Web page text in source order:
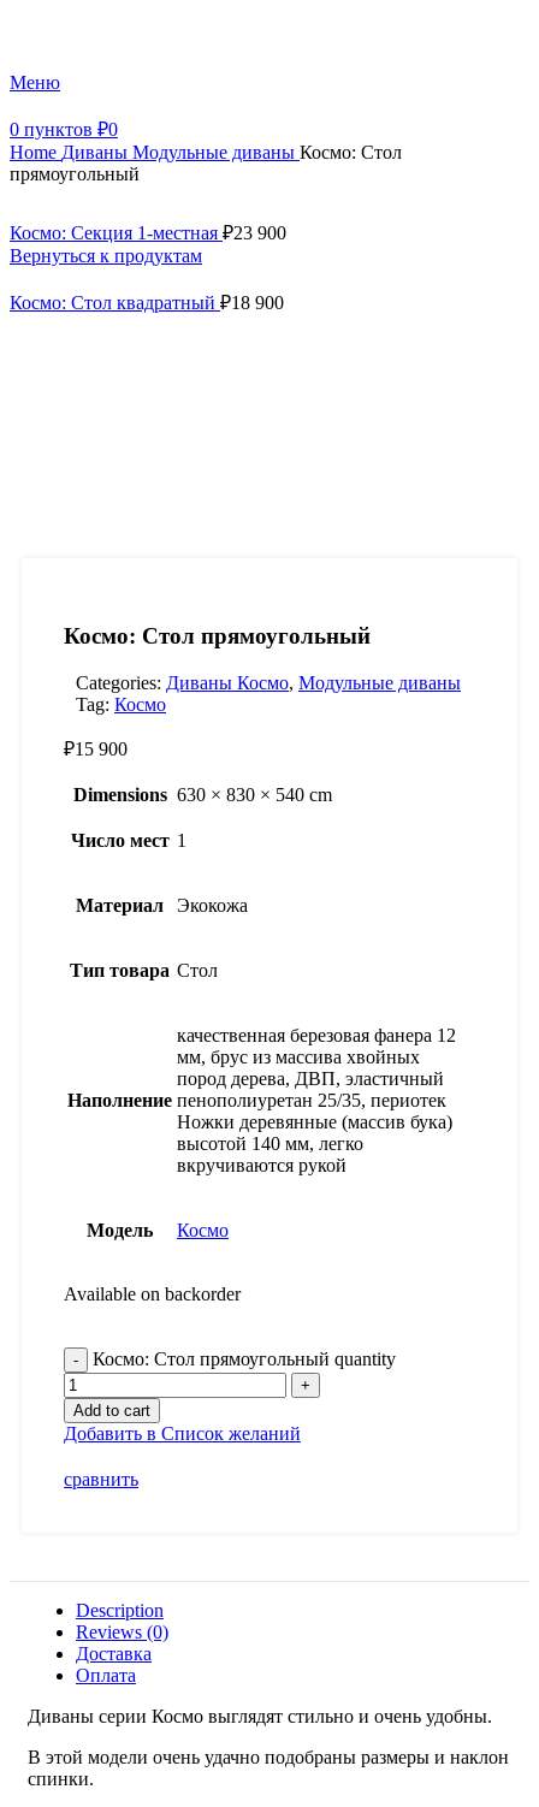
Меню
0 пунктов ₽0
Home Диваны Модульные диваны Космо: Стол
прямоугольный
Космо: Секция 1-местная ₽23 900
Вернуться к продуктам
Космо: Стол квадратный ₽18 900
Космо: Стол прямоугольный
Categories: Диваны Космо, Модульные диваны
Tag: Космо
₽15 900
Dimensions 630 × 830 × 540 cm
Число мест 1
Материал Экокожа
Тип товара Стол
Наполнение
качественная березовая фанера 12
мм, брус из массива хвойных
пород дерева, ДВП, эластичный
пенополиуретан 25/35, периотек
Ножки деревянные (массив бука)
высотой 140 мм, легко
вкручиваются рукой
Модель Космо
Available on backorder
Космо: Стол прямоугольный quantity
Add to cart
Добавить в Список желаний
сравнить
Description
Reviews (0)
Доставка
Оплата
Диваны серии Космо выглядят стильно и очень удобны.
В этой модели очень удачно подобраны размеры и наклон
спинки.